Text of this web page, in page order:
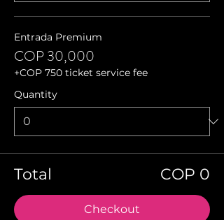
Entrada Premium
COP 30,000
+COP 750 ticket service fee
Quantity
Total COP 0
Checkout